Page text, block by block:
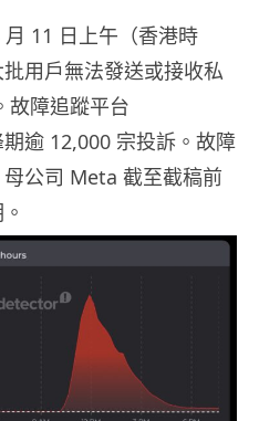
11 日上午（香港時
用戶無法發送或接收私
障追蹤平台
逾 12,000 宗投訴。故障
公司 Meta 截至截稿前